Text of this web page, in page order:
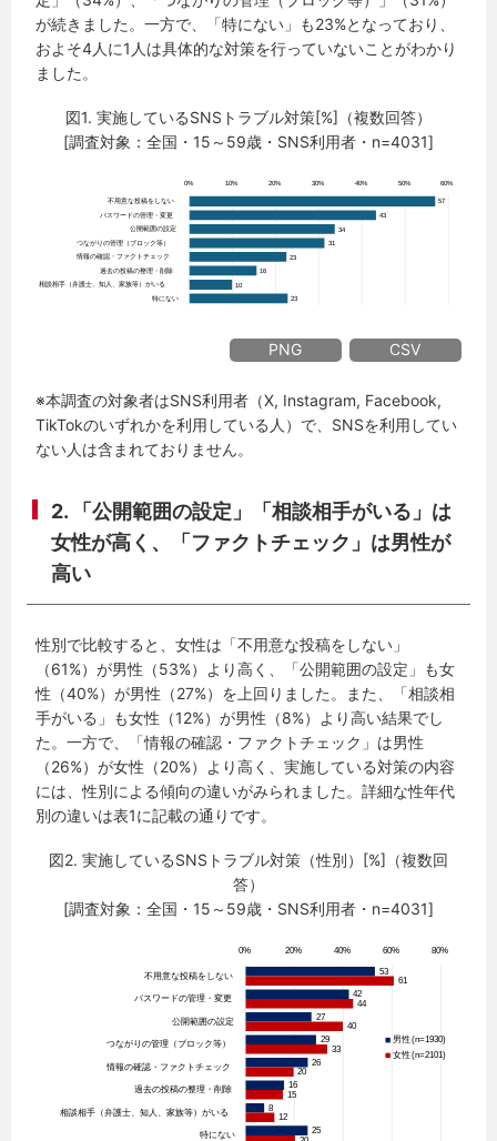
が続きました。一方で、「特にない」も23%となっており、
およそ4人に1人は具体的な対策を行っていないことがわかり
ました。
図1. 実施しているSNSトラブル対策[%]（複数回答）
[調査対象：全国・15～59歳・SNS利用者・n=4031]
PNG CSV
※本調査の対象者はSNS利用者（X, Instagram, Facebook,
TikTokのいずれかを利用している人）で、SNSを利用してい
ない人は含まれておりません。
2. 「公開範囲の設定」「相談相手がいる」は
女性が高く、「ファクトチェック」は男性が
高い
性別で比較すると、女性は「不用意な投稿をしない」
（61%）が男性（53%）より高く、「公開範囲の設定」も女
性（40%）が男性（27%）を上回りました。また、「相談相
手がいる」も女性（12%）が男性（8%）より高い結果でし
た。一方で、「情報の確認・ファクトチェック」は男性
（26%）が女性（20%）より高く、実施している対策の内容
には、性別による傾向の違いがみられました。詳細な性年代
別の違いは表1に記載の通りです。
図2. 実施しているSNSトラブル対策（性別）[%]（複数回
答）
[調査対象：全国・15～59歳・SNS利用者・n=4031]